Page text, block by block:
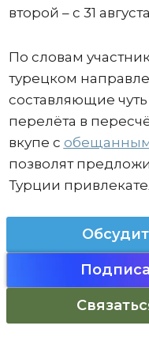
второй – с 31
По словам
турецком
составляющие
перелёта в
вкупе с
позволят
Турции